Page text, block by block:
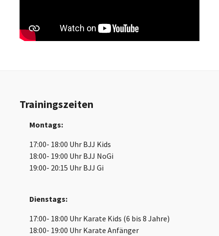
Trainingszeiten
Montags:
17:00- 18:00 Uhr BJJ Kids
18:00- 19:00 Uhr BJJ NoGi
19:00- 20:15 Uhr BJJ Gi
Dienstags:
17:00- 18:00 Uhr Karate Kids (6 bis 8 Jahre)
18:00- 19:00 Uhr Karate Anfänger